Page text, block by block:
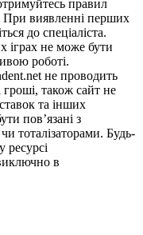
правил
При виявленні перших
до спеціаліста.
іграх не може бути
роботі.
не проводить
гроші, також сайт не
та інших
пов’язані з
тоталізаторами. Будь-
ресурсі
в